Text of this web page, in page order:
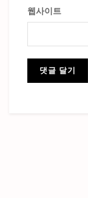
웹사이트